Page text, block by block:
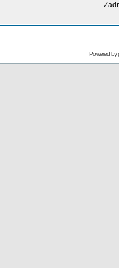
Powered by